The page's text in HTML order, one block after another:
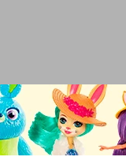
Presentamos el
hombre moderno que
cm de alto y 10 cm de